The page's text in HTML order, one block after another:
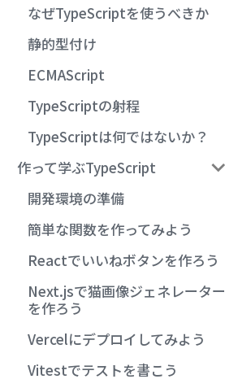
なぜTypeScriptを使うべきか
静的型付け
ECMAScript
TypeScriptの射程
TypeScriptは何ではないか？
作って学ぶTypeScript
開発環境の準備
簡単な関数を作ってみよう
Reactでいいねボタンを作ろう
Next.jsで猫画像ジェネレーター
を作ろう
Vercelにデプロイしてみよう
Vitestでテストを書こう